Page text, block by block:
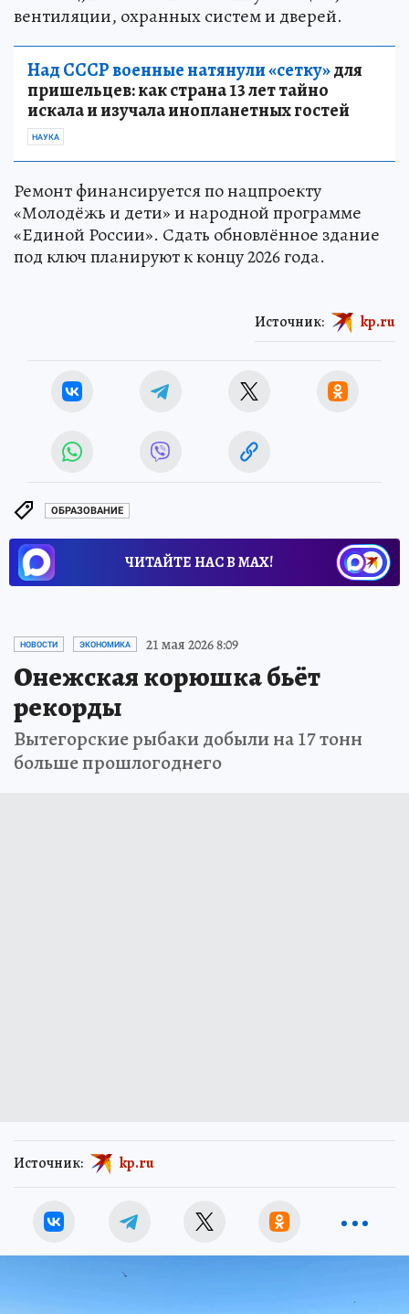
вентиляции, охранных систем и дверей.
Над СССР военные натянули «сетку»для
пришельцев: как страна 13 лет тайно
искала и изучала инопланетных гостей
НАУКА
Ремонт финансируется по нацпроекту
«Молодёжь и дети» и народной программе
«Единой России». Сдать обновлённое здание
под ключ планируют к концу 2026 года.
Источник: kp.ru
ОБРАЗОВАНИЕ
ЧИТАЙТЕ НАС В МАХ!
НОВОСТИ ЭКОНОМИКА 21 мая 2026 8:09
Онежская корюшка бьёт
рекорды
Вытегорские рыбаки добыли на 17 тонн
больше прошлогоднего
Источник: kp.ru